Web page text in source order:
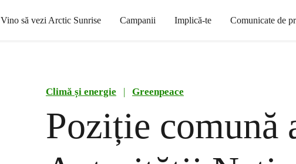
Vino să vezi Arctic Sunrise Campanii Implică-te Comunicate de
Climă și energie | Greenpeace
Poziție comună